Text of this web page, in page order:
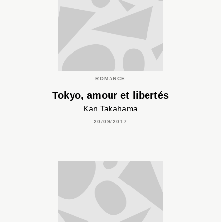
ROMANCE
Tokyo, amour et libertés
Kan Takahama
20/09/2017